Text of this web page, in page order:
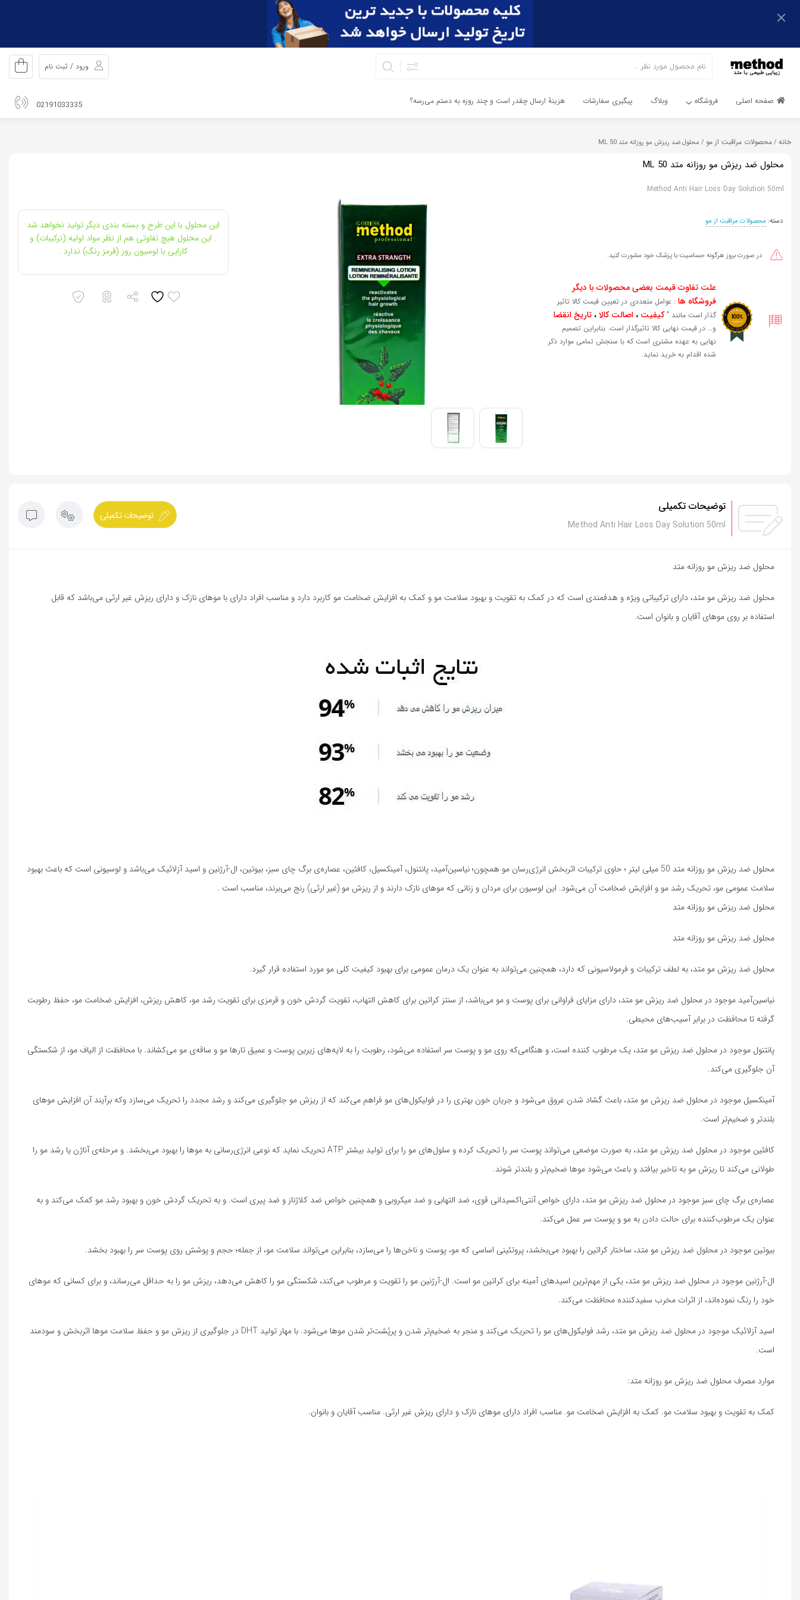
ورود / ثبت نام
صفحه اصلی فروشگاه وبلاگ پیگیری سفارشات هزینهٔ ارسال چقدر است و چند روزه به دستم می‌رسه؟ 02191033335
اشتراک گذاری
با استفاده از روش‌های زیر می‌توانید این صفحه را با دوستان خود
به اشتراک بگذارید.
خانه /محصولات مراقبت از مو / محلول ضد ریزش مو روزانه متد 50 ML
محلول ضد ریزش مو روزانه متد 50 ML
Method Anti Hair Loss Day Solution 50ml
دسته: محصولات مراقبت از مو
در صورت بروز هرگونه حساسیت با پزشک خود مشورت کنید.
علت تفاوت قیمت بعضی محصولات با دیگر
فروشگاه ها : عوامل متعددی در تعیین قیمت کالا تاثیر
گذار است مانند "کیفیت ، اصالت کالا، تاریخ انقضا
و… در قیمت نهایی کالا تاثیرگذار است. بنابراین تصمیم
نهایی به عهده مشتری است که با سنجش تمامی موارد ذکر
شده اقدام به خرید نماید.
این محلول با این طرح و بسته بندی دیگر تولید نخواهد شد
. این محلول هیچ تفاوتی هم از نظر مواد اولیه (ترکیبات) و
کارایی با لوسیون روز (قرمز رنگ) ندارد .
با استفاده از روش‌های زیر می‌توانید این صفحه را با دوستان خود
توضیحات تکمیلی
توضیحات تکمیلی
Method Anti Hair Loss Day Solution 50ml
محلول ضد ریزش مو روزانه متد
محلول ضد ریزش مو متد، دارای ترکیباتی ویژه و هدفمندی است که در کمک به تقویت و بهبود سلامت مو و کمک به افزایش‌ ضخامت مو کاربرد دارد و مناسب افراد دارای با موهای نازک و دارای ریزش غیر ارثی می‌باشد که قابل
استفاده بر روی موهای آقایان و بانوان است.
محلول ضد ریزش مو روزانه متد 50 میلی لیتر ؛ حاوی ترکیبات اثربخش انرژی‌رسان مو همچون؛ نیاسین‌آمید، پانتنول، آمینکسیل، کافئین، عصاره‌ی برگ چای سبز، بیوتین، ال-آرژنین و اسید آزلائیک می‌باشد و لوسیونی است که باعث بهبود
سلامت عمومی مو، تحریک رشد مو و افزایش ضخامت آن می‌شود. این لوسیون برای مردان و زنانی که موهای نازک دارند و از ریزش مو (غیر ارثی) رنج می‌برند، مناسب است .
محلول ضد ریزش مو روزانه متد
محلول ضد ریزش مو روزانه متد
محلول ضد ریزش مو متد، به لطف ترکیبات و فرمولاسیونی که دارد، همچنین می‌تواند به عنوان یک درمان عمومی برای بهبود کیفیت کلی مو مورد استفاده قرار گیرد.
نیاسین‌آمید موجود در محلول ضد ریزش مو متد، دارای مزایای فراوانی برای پوست و مو می‌باشد، از سنتز کراتین برای کاهش التهاب، تقویت گردش خون و قرمزی برای تقویت رشد مو، کاهش ریزش، افزایش ضخامت مو، حفظ رطوبت
گرفته تا محافظت در برابر آسیب‌های محیطی.
پانتنول موجود در محلول ضد ریزش مو متد، یک مرطوب کننده است، و هنگامی‌که روی مو و پوست سر استفاده می‌شود، رطوبت را به لایه‌های زیرین پوست و عمیق تارها مو و ساقه‌ی مو می‌کشاند. با محافظت از الیاف مو، از شکستگی
آن جلوگیری می‌کند.
آمینکسیل موجود در محلول ضد ریزش مو متد، باعث گشاد شدن عروق می‌شود و جریان خون بهتری را در فولیکول‌های مو فراهم می‌کند که از ریزش مو جلوگیری می‌کند و رشد مجدد را تحریک می‌سازد وکه برآیند آن افزایش‌ موهای
بلندتر و ضخیم‌تر است.
کافئین موجود در محلول ضد ریزش مو متد، به صورت موضعی می‌تواند پوست سر را تحریک کرده و سلول‌های مو را برای تولید بیشتر ATP تحریک نماید که نوعی انرژی‌رسانی به موها را بهبود می‌بخشد. و مرحله‌ی آناژن یا رشد مو را
طولانی می‌کند تا ریزش مو به تاخیر بیافتد و باعث می‌شود موها ضخیم‌تر و بلندتر شوند.
عصاره‌ی برگ چای سبز موجود در محلول ضد ریزش مو متد، دارای خواص آنتی‌اکسیدانی قوی، ضد التهابی و ضد میکروبی و همچنین خواص ضد کلاژناز و ضد پیری است. و به تحریک گردش خون و بهبود رشد مو کمک می‌کند و به
عنوان یک مرطوب‌کننده برای حالت دادن به مو و پوست سر عمل می‌کند.
بیوتین موجود در محلول ضد ریزش مو متد، ساختار کراتین را بهبود می‌بخشد، پروتئینی اساسی که مو، پوست و ناخن‌ها را می‌سازد، بنابراین می‌تواند سلامت مو، از جمله؛ حجم و پوشش روی پوست سر را بهبود بخشد.
ال-آرژنین موجود در محلول ضد ریزش مو متد، یکی از مهم‌ترین اسیدهای آمینه برای کراتین مو است. ال-آرژنین مو را تقویت و مرطوب می‌کند، شکستگی مو را کاهش می‌دهد، ریزش مو را به حداقل می‌رساند، و برای کسانی که موهای
خود را رنگ نموده‌اند، از اثرات مخرب سفید‌کننده محافظت می‌کند.
اسید آزلائیک موجود در محلول ضد ریزش مو متد، رشد فولیکول‌های مو را تحریک می‌کند و منجر به ضخیم‌تر شدن و پرپُشت‌تر شدن موها می‌شود. با مهار تولید DHT در جلوگیری از ریزش مو و حفظ سلامت موها اثربخش‌ و سودمند‌
است.
موارد مصرف محلول ضد ریزش مو روزانه متد:
کمک به تقویت و بهبود سلامت مو. کمک به افزایش‌ ضخامت مو. مناسب افراد دارای موهای نازک و دارای ریزش غیر ارثی. مناسب آقایان و بانوان.